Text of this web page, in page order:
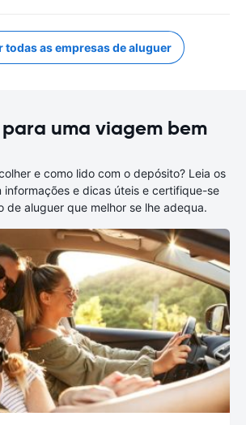
todas as empresas de aluguer
uma viagem bem
e como lido com o depósito? Leia os
informações e dicas úteis e certifique-se
de aluguer que melhor se lhe adequa.